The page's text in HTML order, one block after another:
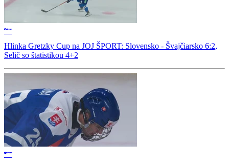
Hlinka Gretzky Cup na JOJ ŠPORT: Slovensko - Švajčiarsko 6:2,
Selič so štatistikou 4+2